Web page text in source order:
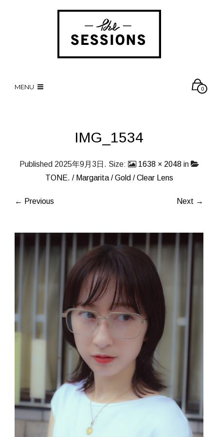
MENU 0
IMG_1534
Published 2025年9月3日 . Size: 1638 × 2048in
TONE. / Margarita / Gold / Clear Lens
← Previous Next →